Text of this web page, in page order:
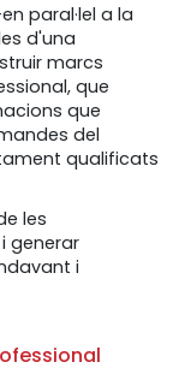
paral·lel a la
d'una
marcs
que
que
del
qualificats
les
generar
i